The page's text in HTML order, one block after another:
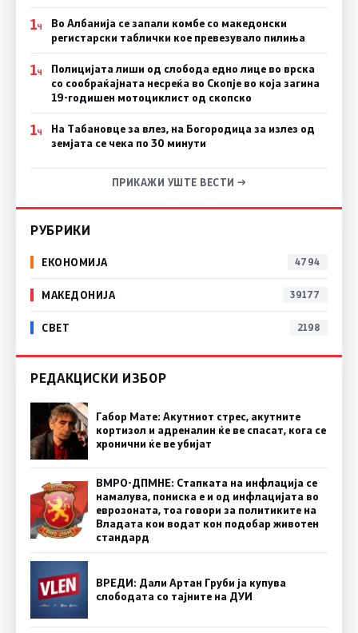
1Ч
Во Албанија се запали комбе со македонски
регистарски таблички кое превезувало пилиња
1Ч
Полицијата лиши од слобода едно лице во врска
со сообраќајната несреќа во Скопје во која загина
19-годишен мотоциклист од скопско
1Ч
На Табановце за влез, на Богородица за излез од
земјата се чека по 30 минути
ПРИКАЖИ УШТЕ ВЕСТИ →
РУБРИКИ
ЕКОНОМИЈА 4794
МАКЕДОНИЈА 39177
СВЕТ 2198
РЕДАКЦИСКИ ИЗБОР
Габор Мате: Акутниот стрес, акутните
кортизол и адреналин ќе ве спасат, кога се
хронични ќе ве убијат
ВМРО-ДПМНЕ: Стапката на инфлација се
намалува, пониска е и од инфлацијата во
еврозоната, тоа говори за политиките на
Владата кои водат кон подобар животен
стандард
ВРЕДИ: Дали Артан Груби ја купува
слободата со тајните на ДУИ